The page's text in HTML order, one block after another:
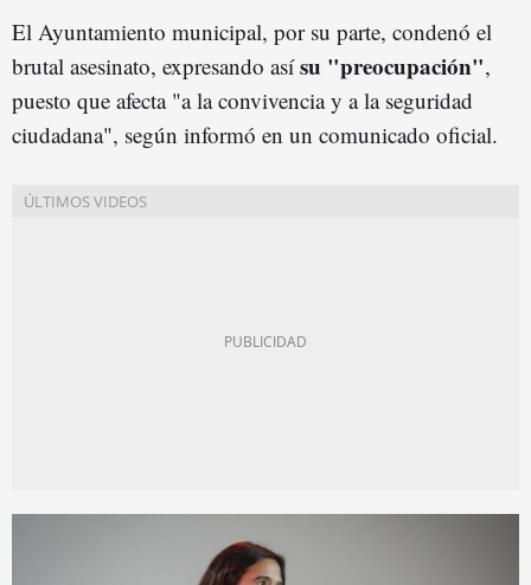
El Ayuntamiento municipal, por su parte, condenó el
brutal asesinato, expresando asísu "preocupación",
puesto que afecta "a la convivencia y a la seguridad
ciudadana", según informó en un comunicado oficial.